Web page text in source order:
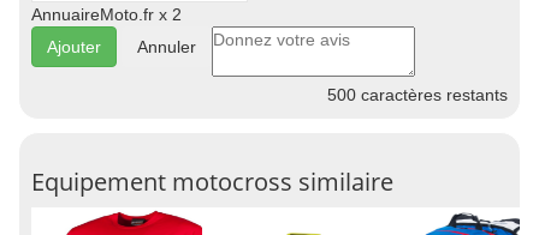
AnnuaireMoto.fr x 2
Annuler
500 caractères restants
Equipement motocross similaire